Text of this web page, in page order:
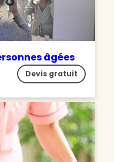
âgées
Devis gratuit